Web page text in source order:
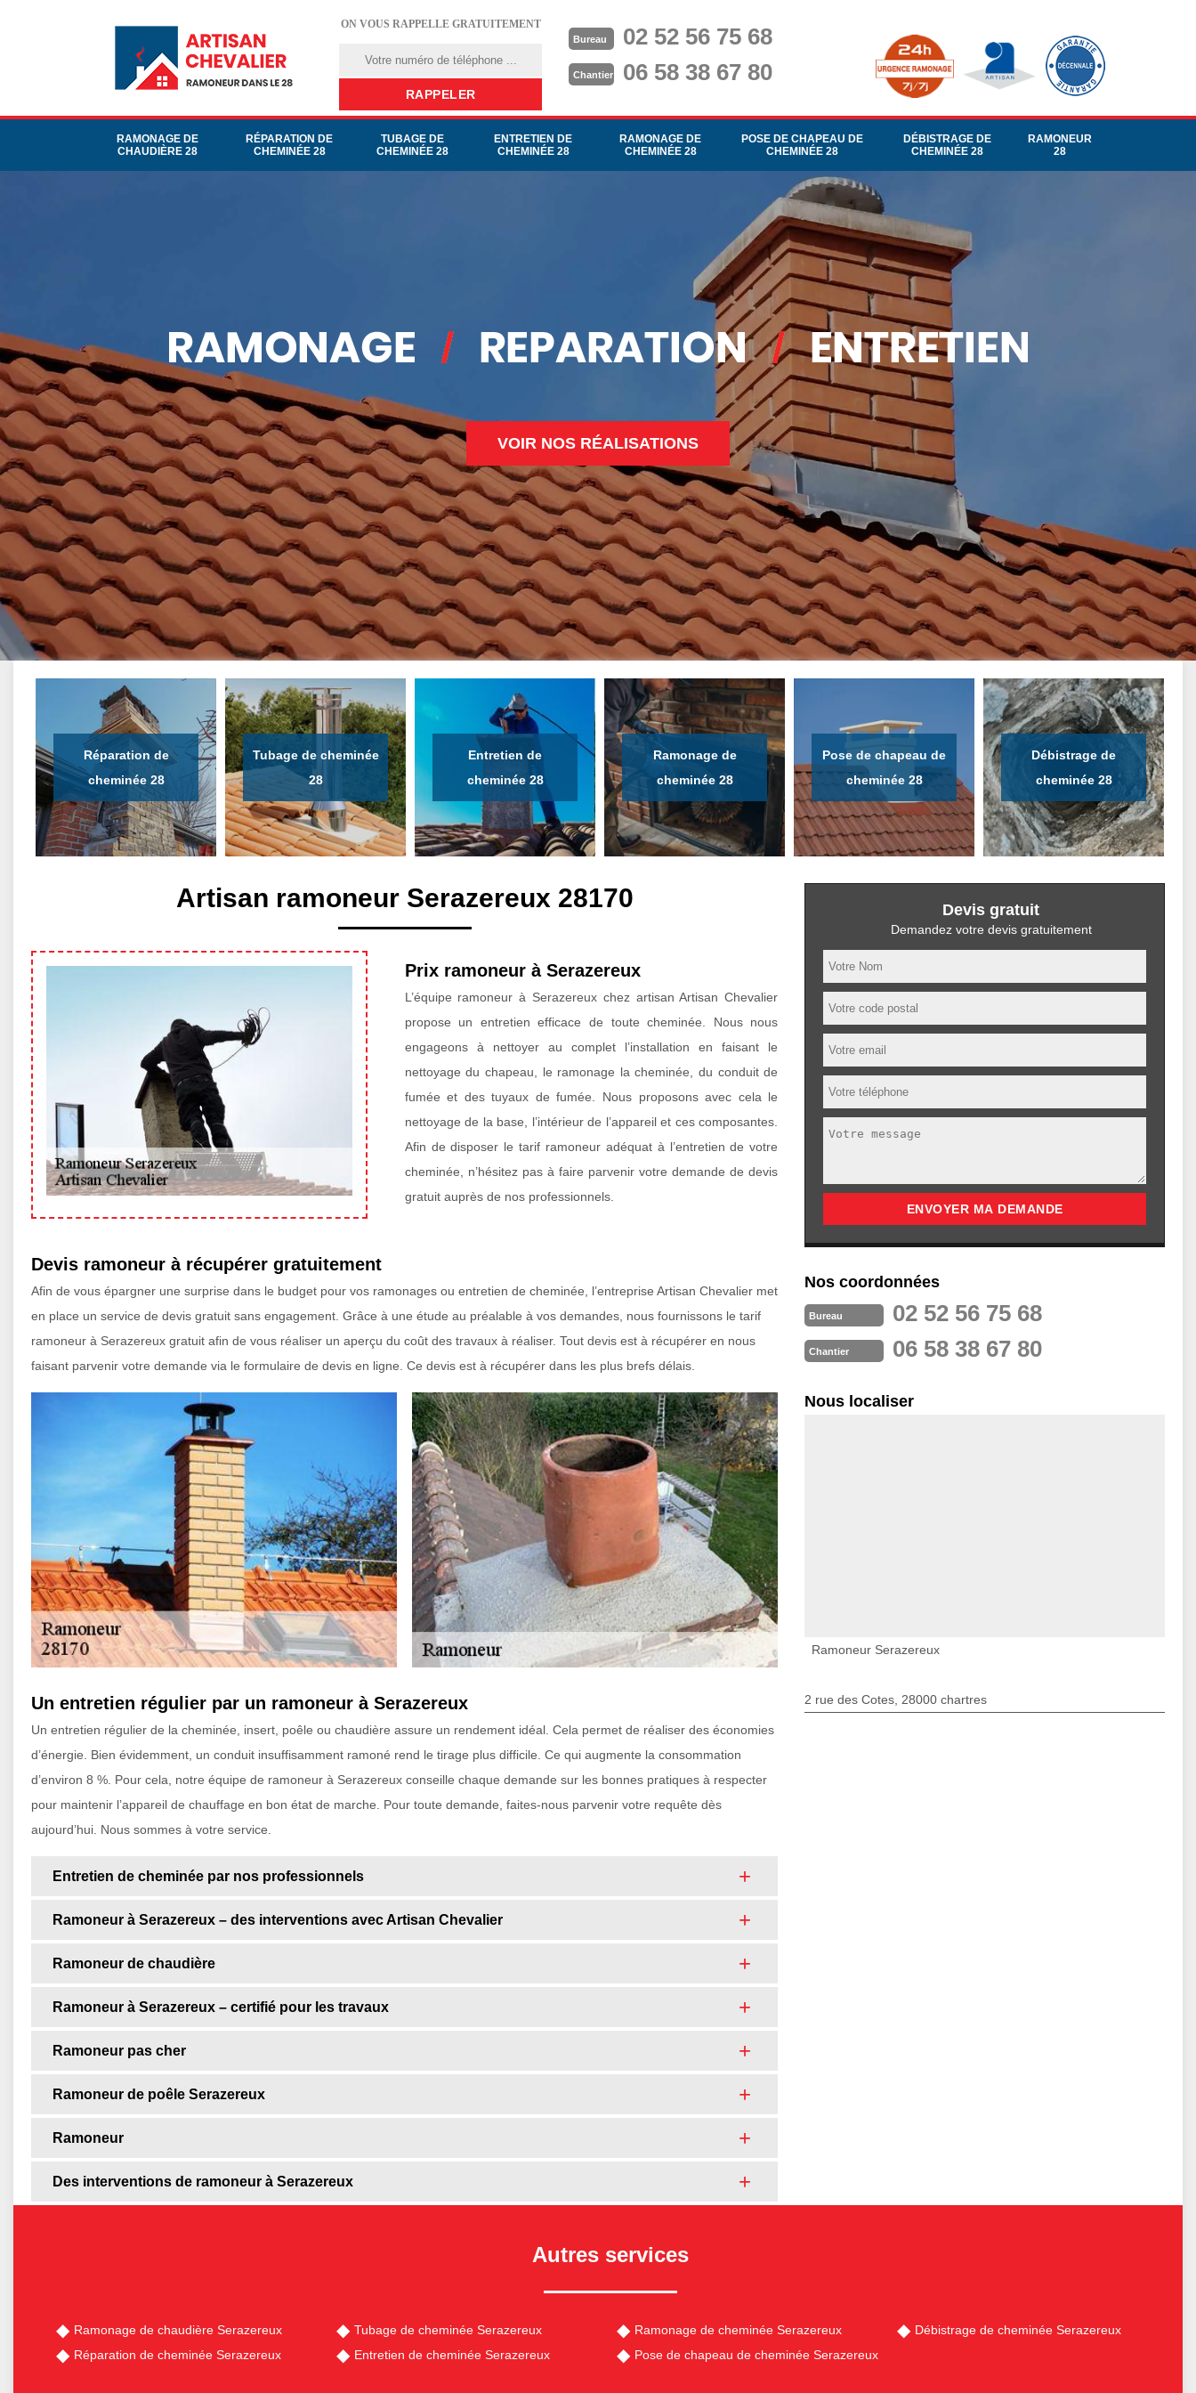
ON VOUS RAPPELLE GRATUITEMENT
Bureau 02 52 56 75 68
Chantier 06 58 38 67 80
RAMONAGE DE
CHAUDIÈRE 28
RÉPARATION DE
CHEMINÉE 28
TUBAGE DE
CHEMINÉE 28
ENTRETIEN DE
CHEMINÉE 28
RAMONAGE DE
CHEMINÉE 28
POSE DE CHAPEAU DE
CHEMINÉE 28
DÉBISTRAGE DE
CHEMINÉE 28
RAMONEUR
28
VOIR NOS RÉALISATIONS
Réparation de
cheminée 28
Tubage de cheminée
28
Entretien de
cheminée 28
Ramonage de
cheminée 28
Pose de chapeau de
cheminée 28
Débistrage de
cheminée 28
Artisan ramoneur Serazereux 28170
Prix ramoneur à Serazereux
L’équipe ramoneur à Serazereux chez artisan Artisan Chevalier
propose un entretien efficace de toute cheminée. Nous nous
engageons à nettoyer au complet l’installation en faisant le
nettoyage du chapeau, le ramonage la cheminée, du conduit de
fumée et des tuyaux de fumée. Nous proposons avec cela le
nettoyage de la base, l’intérieur de l’appareil et ces composantes.
Afin de disposer le tarif ramoneur adéquat à l’entretien de votre
cheminée, n’hésitez pas à faire parvenir votre demande de devis
gratuit auprès de nos professionnels.
Devis ramoneur à récupérer gratuitement
Afin de vous épargner une surprise dans le budget pour vos ramonages ou entretien de cheminée, l’entreprise Artisan Chevalier met
en place un service de devis gratuit sans engagement. Grâce à une étude au préalable à vos demandes, nous fournissons le tarif
ramoneur à Serazereux gratuit afin de vous réaliser un aperçu du coût des travaux à réaliser. Tout devis est à récupérer en nous
faisant parvenir votre demande via le formulaire de devis en ligne. Ce devis est à récupérer dans les plus brefs délais.
Un entretien régulier par un ramoneur à Serazereux
Un entretien régulier de la cheminée, insert, poêle ou chaudière assure un rendement idéal. Cela permet de réaliser des économies
d’énergie. Bien évidemment, un conduit insuffisamment ramoné rend le tirage plus difficile. Ce qui augmente la consommation
d’environ 8 %. Pour cela, notre équipe de ramoneur à Serazereux conseille chaque demande sur les bonnes pratiques à respecter
pour maintenir l’appareil de chauffage en bon état de marche. Pour toute demande, faites-nous parvenir votre requête dès
aujourd’hui. Nous sommes à votre service.
Entretien de cheminée par nos professionnels
Ramoneur à Serazereux – des interventions avec Artisan Chevalier
Ramoneur de chaudière
Ramoneur à Serazereux – certifié pour les travaux
Ramoneur pas cher
Ramoneur de poêle Serazereux
Ramoneur
Des interventions de ramoneur à Serazereux
Devis gratuit
Demandez votre devis gratuitement
Nos coordonnées
Bureau 02 52 56 75 68
Chantier 06 58 38 67 80
Nous localiser
Ramoneur Serazereux
2 rue des Cotes, 28000 chartres
Autres services
Ramonage de chaudière Serazereux
Réparation de cheminée Serazereux
Tubage de cheminée Serazereux
Entretien de cheminée Serazereux
Ramonage de cheminée Serazereux
Pose de chapeau de cheminée Serazereux
Débistrage de cheminée Serazereux